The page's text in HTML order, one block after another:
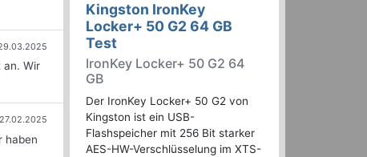
an. Wir
27.02.2025
haben
Kingston IronKey
Locker+ 50 G2 64 GB
Test
IronKey Locker+ 50 G2 64
GB
Der IronKey Locker+ 50 G2 von
Kingston ist ein USB-
Flashspeicher mit 256 Bit starker
AES-HW-Verschlüsselung im XTS-